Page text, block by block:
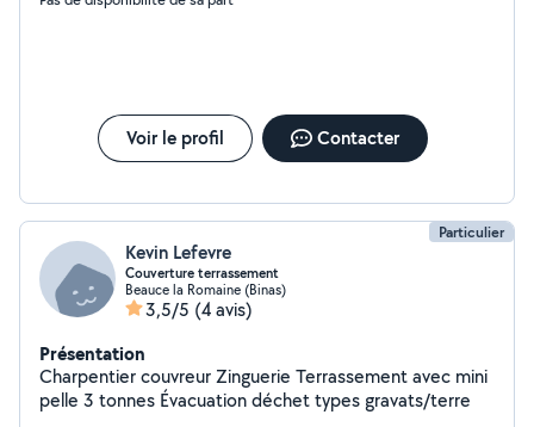
Voir le profil Contacter
Particulier
Kevin Lefevre
Couverture terrassement
Beauce la Romaine (Binas)
3,5/5 (4 avis)
Présentation
Charpentier couvreur Zinguerie Terrassement avec mini
pelle 3 tonnes Évacuation déchet types gravats/terre